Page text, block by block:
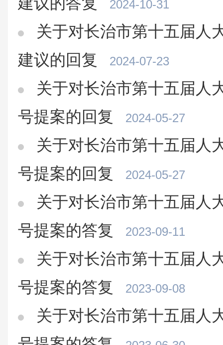
2024-10-31
关于对长治市第十五届人
建议的回复
2024-07-23
关于对长治市第十五届人
号提案的回复
2024-05-27
关于对长治市第十五届人
号提案的回复
2024-05-27
关于对长治市第十五届人
号提案的答复
2023-09-11
关于对长治市第十五届人
号提案的答复
2023-09-08
关于对长治市第十五届人